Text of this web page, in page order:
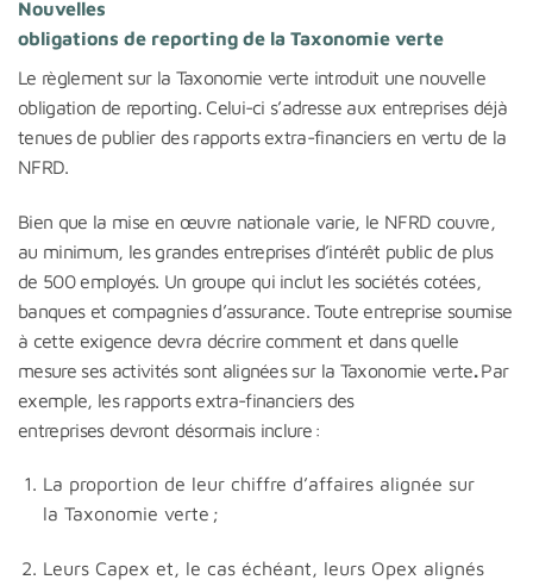
Nouvelles
obligations de reporting de la Taxonomie verte
Le règlement sur la Taxonomie verte introduit une nouvelle
obligation de reporting. Celui-ci s’adresse aux entreprises déjà
tenues de publier des rapports extra-financiers en vertu de la
NFRD.
Bien que la mise en œuvre nationale varie, le NFRD couvre,
au minimum, les grandes entreprises d’intérêt public de plus
de 500 employés. Un groupe qui inclut les sociétés cotées,
banques et compagnies d’assurance. Toute entreprise soumise
à cette exigence devra décrire comment et dans quelle
mesure ses activités sont alignées sur la Taxonomie verte.Par
exemple, les rapports extra-financiers des
entreprises devront désormais inclure :
La proportion de leur chiffre d’affaires alignée sur
la Taxonomie verte ;
Leurs Capex et, le cas échéant, leurs Opex alignés